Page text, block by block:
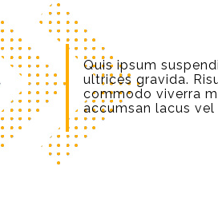
Quis ipsum
ultrices gravida.
commodo viverra
accumsan lacus vel